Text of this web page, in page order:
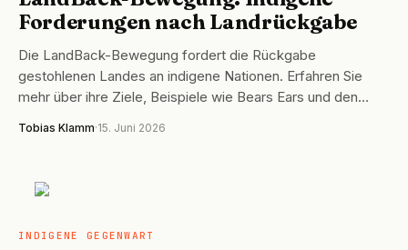
Forderungen nach Landrückgabe
Die LandBack-Bewegung fordert die Rückgabe
gestohlenen Landes an indigene Nationen. Erfahren Sie
mehr über ihre Ziele, Beispiele wie Bears Ears und den…
Tobias Klamm·15. Juni 2026
INDIGENE GEGENWART
INDIGENE GEGENWART